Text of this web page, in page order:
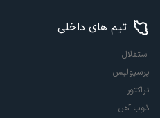
تیم های داخلی
استقلال
پرسپولیس
تراکتور
ذوب آهن